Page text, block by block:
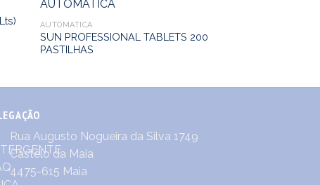
AUTOMÁTICA
SUN PROFESSIONAL TABLETS 200
PASTILHAS
Rua Augusto Nogueira da Silva 1749
Castêlo da Maia
4475-615 Maia